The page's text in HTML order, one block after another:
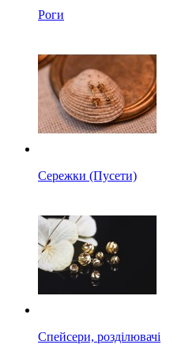
Роги
Сережки (Пусети)
Спейсери, розділювачі